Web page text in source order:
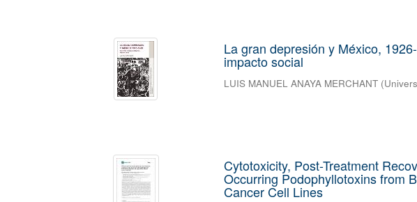
La gran depresión y México,
impacto social
LUIS MANUEL ANAYA MERCHANT (
Cytotoxicity, Post-Treatment
Occurring Podophyllotoxins from
Cancer Cell Lines